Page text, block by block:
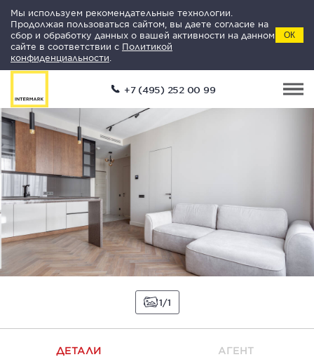
Мы используем рекомендательные технологии.
Продолжая пользоваться сайтом, вы даете согласие на
сбор и обработку данных о вашей активности на данном
сайте в соответствии с Политикой
конфиденциальности
ОК
+7 (495) 252 00 99
1 1
ДЕТАЛИ АГЕНТ